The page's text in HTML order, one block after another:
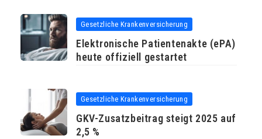
Gesetzliche Krankenversicherung
Elektronische Patientenakte (ePA)
heute offiziell gestartet
Gesetzliche Krankenversicherung
GKV-Zusatzbeitrag steigt 2025 auf
2,5 %